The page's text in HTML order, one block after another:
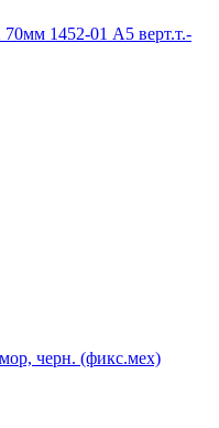
1452-01 А5 верт.т.-
черн. (фикс.мех)